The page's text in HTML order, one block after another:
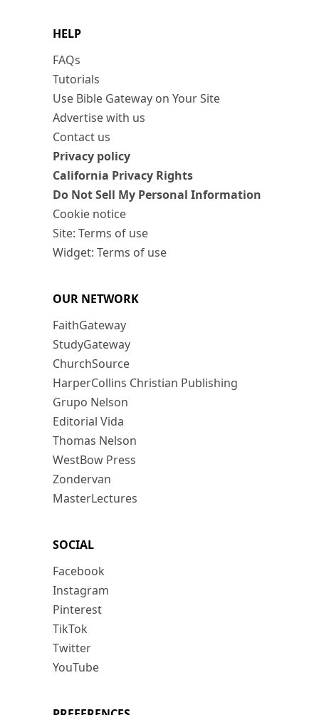
HELP
FAQs
Tutorials
Use Bible Gateway on Your Site
Advertise with us
Contact us
Privacy policy
California Privacy Rights
Do Not Sell My Personal Information
Cookie notice
Site: Terms of use
Widget: Terms of use
OUR NETWORK
FaithGateway
StudyGateway
ChurchSource
HarperCollins Christian Publishing
Grupo Nelson
Editorial Vida
Thomas Nelson
WestBow Press
Zondervan
MasterLectures
SOCIAL
Facebook
Instagram
Pinterest
TikTok
Twitter
YouTube